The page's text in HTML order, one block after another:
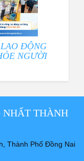
ĐỘNG
NGƯỜI
NHẤT THÀNH
Thành Phố Đồng Nai